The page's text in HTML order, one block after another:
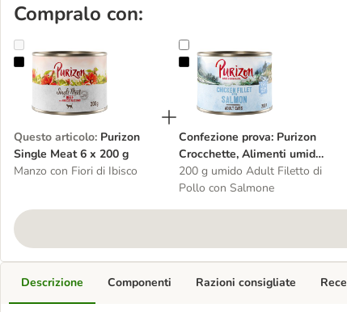
Compralo con:
Purizon Single Meat 6 x 200 g
Questo articolo: Purizon
Single Meat 6 x 200 g
Manzo con Fiori di Ibisco
Confezione prova: Purizon
Confezione prova: Purizon
Crocchette, Alimenti umidi
e Snack per gatto
200 g umido Adult Filetto di
Pollo con Salmone
Descrizione Componenti Razioni consigliate